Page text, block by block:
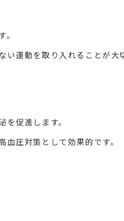
い運動を取り入れることが大
促進します。
圧対策として効果的です。